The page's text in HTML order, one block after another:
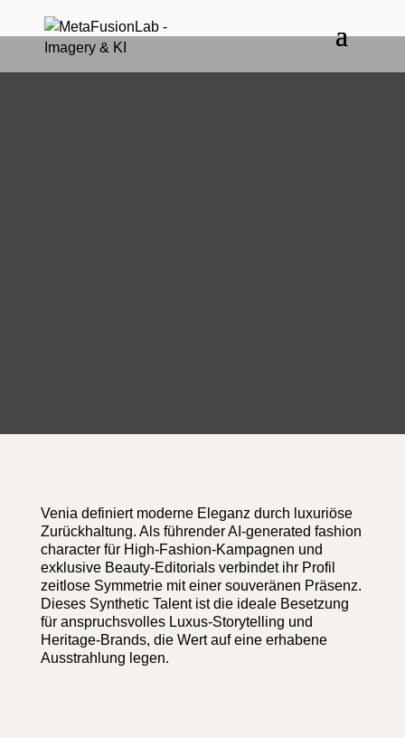
Venia definiert moderne Eleganz durch luxuriöse
Zurückhaltung. Als führender AI-generated fashion
character für High-Fashion-Kampagnen und
exklusive Beauty-Editorials verbindet ihr Profil
zeitlose Symmetrie mit einer souveränen Präsenz.
Dieses Synthetic Talent ist die ideale Besetzung
für anspruchsvolles Luxus-Storytelling und
Heritage-Brands, die Wert auf eine erhabene
Ausstrahlung legen.